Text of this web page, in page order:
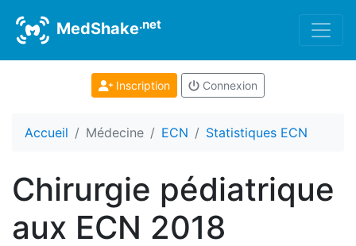
MedShake.net
Inscription Connexion
Accueil Médecine ECN Statistiques ECN
Chirurgie pédiatrique
aux ECN 2018